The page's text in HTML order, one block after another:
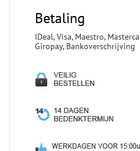
Betaling
IDeal, Visa, Maestro,
Giropay, Bankoverschrijving